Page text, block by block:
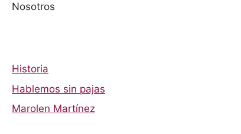
Nosotros
Historia
Hablemos sin pajas
Marolen Martínez